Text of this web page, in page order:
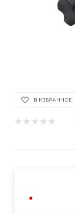
В ИЗБРАННОЕ